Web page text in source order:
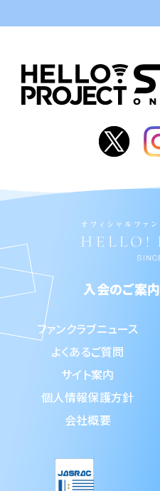
入会のご案内
ファンクラブニュース
よくあるご質問
サイト案内
個人情報保護方針
会社概要